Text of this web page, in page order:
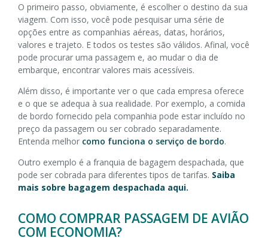
O primeiro passo, obviamente, é escolher o destino da sua
viagem. Com isso, você pode pesquisar uma série de
opções entre as companhias aéreas, datas, horários,
valores e trajeto. E todos os testes são válidos. Afinal, você
pode procurar uma passagem e, ao mudar o dia de
embarque, encontrar valores mais acessíveis.
Além disso, é importante ver o que cada empresa oferece
e o que se adequa à sua realidade. Por exemplo, a comida
de bordo fornecido pela companhia pode estar incluído no
preço da passagem ou ser cobrado separadamente.
Entenda melhor como funciona o serviço de bordo.
Outro exemplo é a franquia de bagagem despachada, que
pode ser cobrada para diferentes tipos de tarifas. Saiba
mais sobre bagagem despachada aqui.
COMO COMPRAR PASSAGEM DE AVIÃO
COM ECONOMIA?